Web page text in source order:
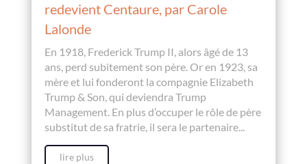
redevient Centaure, par Carole
Lalonde
En 1918, Frederick Trump II, alors âgé de 13
ans, perd subitement son père. Or en 1923, sa
mère et lui fonderont la compagnie Elizabeth
Trump & Son, qui deviendra Trump
Management. En plus d’occuper le rôle de père
substitut de sa fratrie, il sera le partenaire...
lire plus